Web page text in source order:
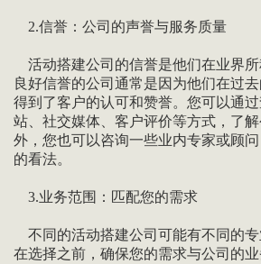
2.信誉：公司的声誉与服务质量
活动搭建公司的信誉是他们在业界
良好信誉的公司通常是因为他们在过
得到了客户的认可和赞誉。您可以通
站、社交媒体、客户评价等方式，了
外，您也可以咨询一些业内专家或顾
的看法。
3.业务范围：匹配您的需求
不同的活动搭建公司可能有不同的专
在选择之前，确保您的需求与公司的